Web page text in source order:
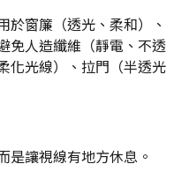
於窗簾（透光、柔和）、
免人造纖維（靜電、不透
化光線）、拉門（半透光
是讓視線有地方休息。